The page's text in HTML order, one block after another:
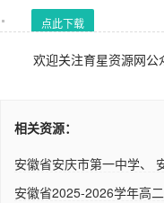
点此下载
欢迎关注育星资源网公
相关资源：
安徽省安庆市第一中学、
安徽省2025-2026学年高